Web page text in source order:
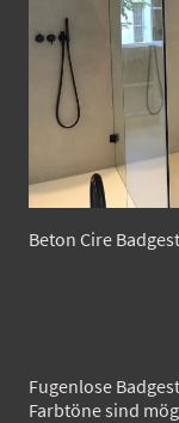
Beton Cire
Fugenlose
Farbtöne sind